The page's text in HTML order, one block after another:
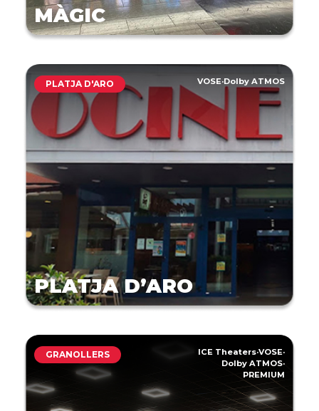
MÀGIC
PLATJA D'ARO VOSE·Dolby ATMOS
PLATJA D’ARO
GRANOLLERS ICE Theaters·VOSE·
Dolby ATMOS·
PREMIUM